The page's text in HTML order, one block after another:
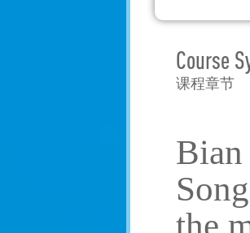
Course
课程章节
the